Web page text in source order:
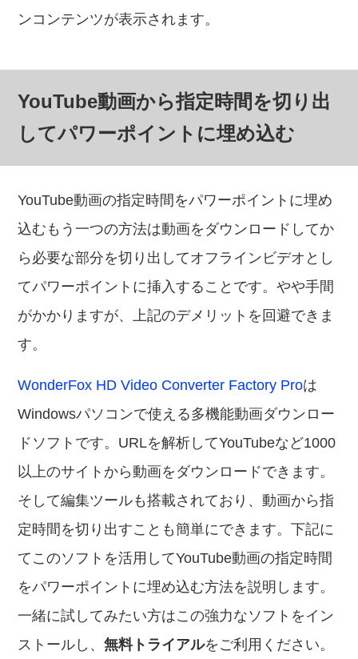
ンコンテンツが表示されます。
YouTube動画から指定時間を切り出
してパワーポイントに埋め込む
YouTube動画の指定時間をパワーポイントに埋め
込むもう一つの方法は動画をダウンロードしてか
ら必要な部分を切り出してオフラインビデオとし
てパワーポイントに挿入することです。やや手間
がかかりますが、上記のデメリットを回避できま
す。
WonderFox HD Video Converter Factory Proは
Windowsパソコンで使える多機能動画ダウンロー
ドソフトです。URLを解析してYouTubeなど1000
以上のサイトから動画をダウンロードできます。
そして編集ツールも搭載されており、動画から指
定時間を切り出すことも簡単にできます。下記に
てこのソフトを活用してYouTube動画の指定時間
をパワーポイントに埋め込む方法を説明します。
一緒に試してみたい方はこの強力なソフトをイン
ストールし、無料トライアルをご利用ください。